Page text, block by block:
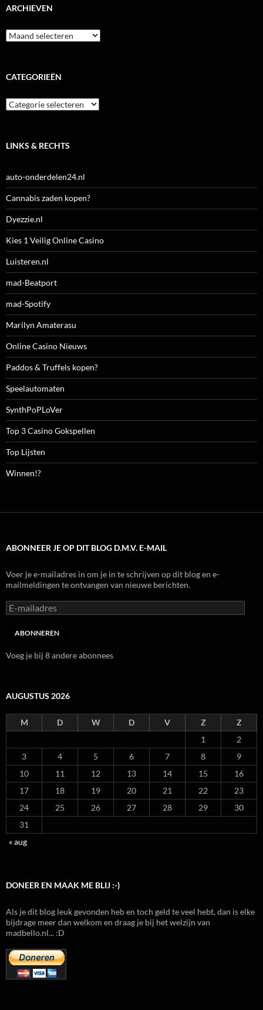
ARCHIEVEN
Archieven
CATEGORIEËN
Categorieën
LINKS & RECHTS
auto-onderdelen24.nl
Cannabis zaden kopen?
Dyezzie.nl
Kies 1 Veilig Online Casino
Luisteren.nl
mad-Beatport
mad-Spotify
Marilyn Amaterasu
Online Casino Nieuws
Paddos & Truffels kopen?
Speelautomaten
SynthPoPLoVer
Top 3 Casino Gokspellen
Top Lijsten
Winnen!?
ABONNEER JE OP DIT BLOG D.M.V. E-MAIL
Voer je e-mailadres in om je in te schrijven op dit blog en e-
mailmeldingen te ontvangen van nieuwe berichten.
E-
mailadres
ABONNEREN
Voeg je bij 8 andere abonnees
AUGUSTUS 2026
M D W D V Z
Z
1
2
3
4 5 6 7 8
9
10
11 12 13 14 15
16
17
18 19 20 21 22
23
24
25 26 27 28 29
30
31
« aug
DONEER EN MAAK ME BLIJ :-)
Als je dit blog leuk gevonden heb en toch geld te veel hebt, dan is elke
bijdrage meer dan welkom en draag je bij het welzijn van
madbello.nl... :D